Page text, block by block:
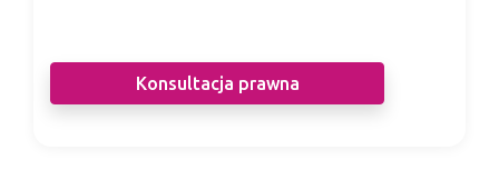
Konsultacja prawna